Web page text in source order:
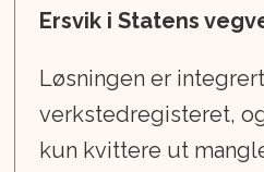
Ersvik i Statens
Løsningen er
verkstedregisteret,
kun kvittere ut